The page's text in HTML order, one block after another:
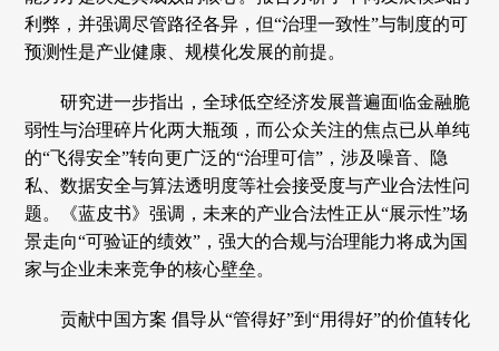
利弊，并强调尽管路径各异，但“治理一致性”与制度的可
预测性是产业健康、规模化发展的前提。
研究进一步指出，全球低空经济发展普遍面临金融脆
弱性与治理碎片化两大瓶颈，而公众关注的焦点已从单纯
的“飞得安全”转向更广泛的“治理可信”，涉及噪音、隐
私、数据安全与算法透明度等社会接受度与产业合法性问
题。《蓝皮书》强调，未来的产业合法性正从“展示性”场
景走向“可验证的绩效”，强大的合规与治理能力将成为国
家与企业未来竞争的核心壁垒。
贡献中国方案 倡导从“管得好”到“用得好”的价值转化